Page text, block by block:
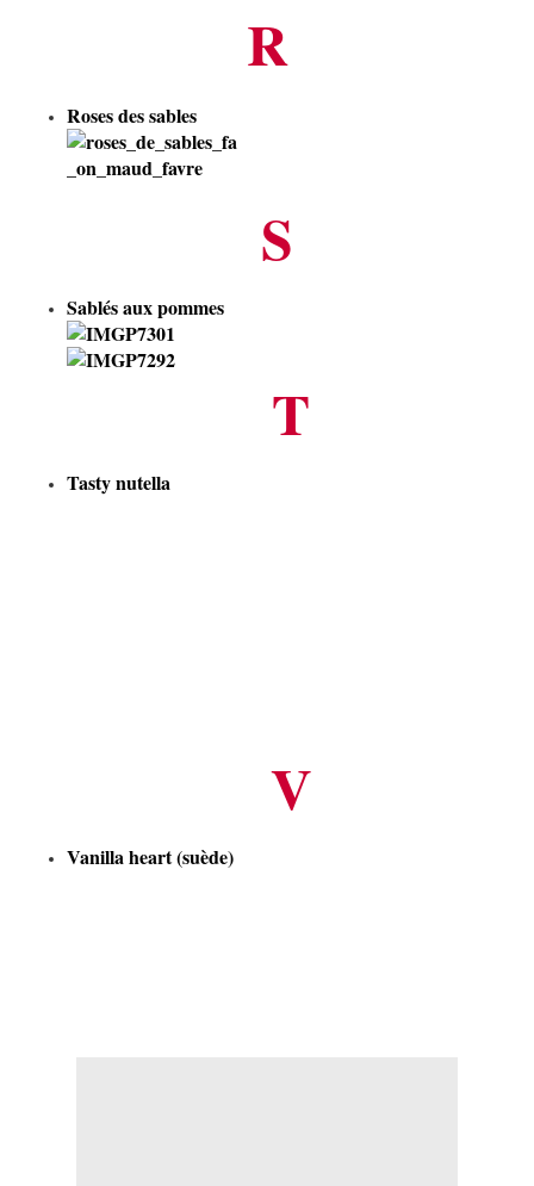
R
Roses des sables
S
Sablés aux pommes
T
Tasty nutella
V
Vanilla heart(suède)